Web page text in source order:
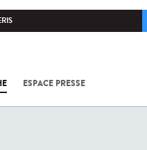
ESPACE PRESSE
COV-2 /